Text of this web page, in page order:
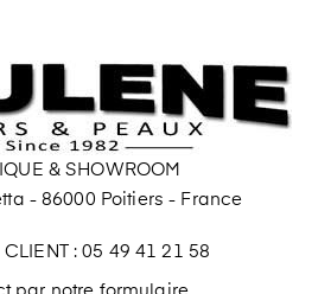
& SHOWROOM
- 86000 Poitiers - France
CLIENT : 05 49 41 21 58